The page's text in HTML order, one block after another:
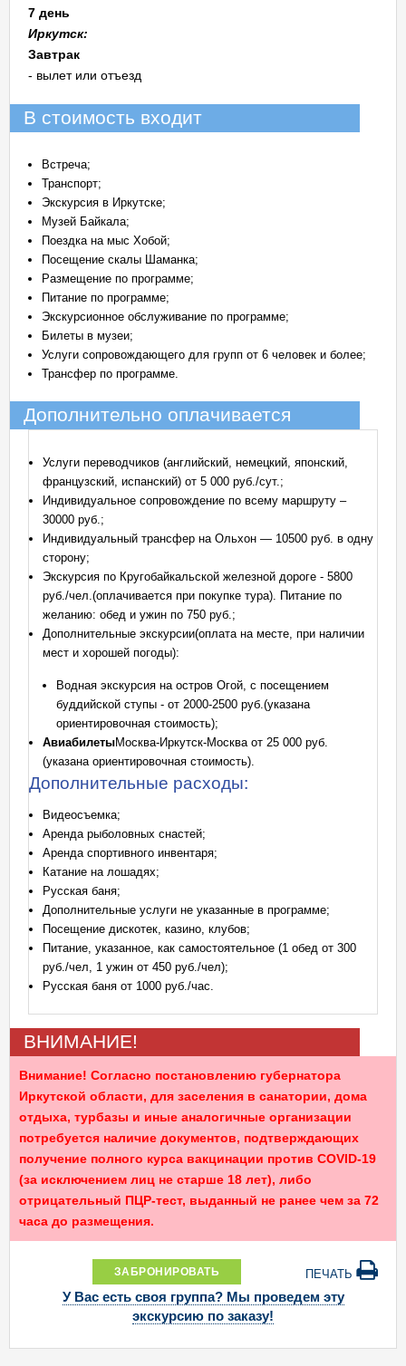
7 день
Иркутск:
Завтрак
- вылет или отъезд
В стоимость входит
Встреча;
Транспорт;
Экскурсия в Иркутске;
Музей Байкала;
Поездка на мыс Хобой;
Посещение скалы Шаманка;
Размещение по программе;
Питание по программе;
Экскурсионное обслуживание по программе;
Билеты в музеи;
Услуги сопровождающего для групп от 6 человек и более;
Трансфер по программе.
Дополнительно оплачивается
Услуги переводчиков (английский, немецкий, японский,
французский, испанский) от 5 000 руб./сут.;
Индивидуальное сопровождение по всему маршруту –
30000 руб.;
Индивидуальный трансфер на Ольхон — 10500 руб. в одну
сторону;
Экскурсия по Кругобайкальской железной дороге - 5800
руб./чел.(оплачивается при покупке тура). Питание по
желанию: обед и ужин по 750 руб.;
Дополнительные экскурсии(оплата на месте, при наличии
мест и хорошей погоды):
Водная экскурсия на остров Огой, с посещением
буддийской ступы - от 2000-2500 руб.(указана
ориентировочная стоимость);
АвиабилетыМосква-Иркутск-Москва от 25 000 руб.
(указана ориентировочная стоимость).
Дополнительные расходы:
Видеосъемка;
Аренда рыболовных снастей;
Аренда спортивного инвентаря;
Катание на лошадях;
Русская баня;
Дополнительные услуги не указанные в программе;
Посещение дискотек, казино, клубов;
Питание, указанное, как самостоятельное (1 обед от 300
руб./чел, 1 ужин от 450 руб./чел);
Русская баня от 1000 руб./час.
ВНИМАНИЕ!
Внимание! Согласно постановлению губернатора
Иркутской области, для заселения в санатории, дома
отдыха, турбазы и иные аналогичные организации
потребуется наличие документов, подтверждающих
получение полного курса вакцинации против COVID-19
(за исключением лиц не старше 18 лет), либо
отрицательный ПЦР-тест, выданный не ранее чем за 72
часа до размещения.
ЗАБРОНИРОВАТЬ ПЕЧАТЬ
У Вас есть своя группа? Мы проведем эту
экскурсию по заказу!